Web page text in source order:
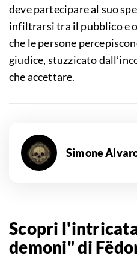
deve partecipare al suo
infiltrarsi tra il pubblico e
che le persone
giudice, stuzzicato
che accettare.
Simone
Scopri
demoni" di